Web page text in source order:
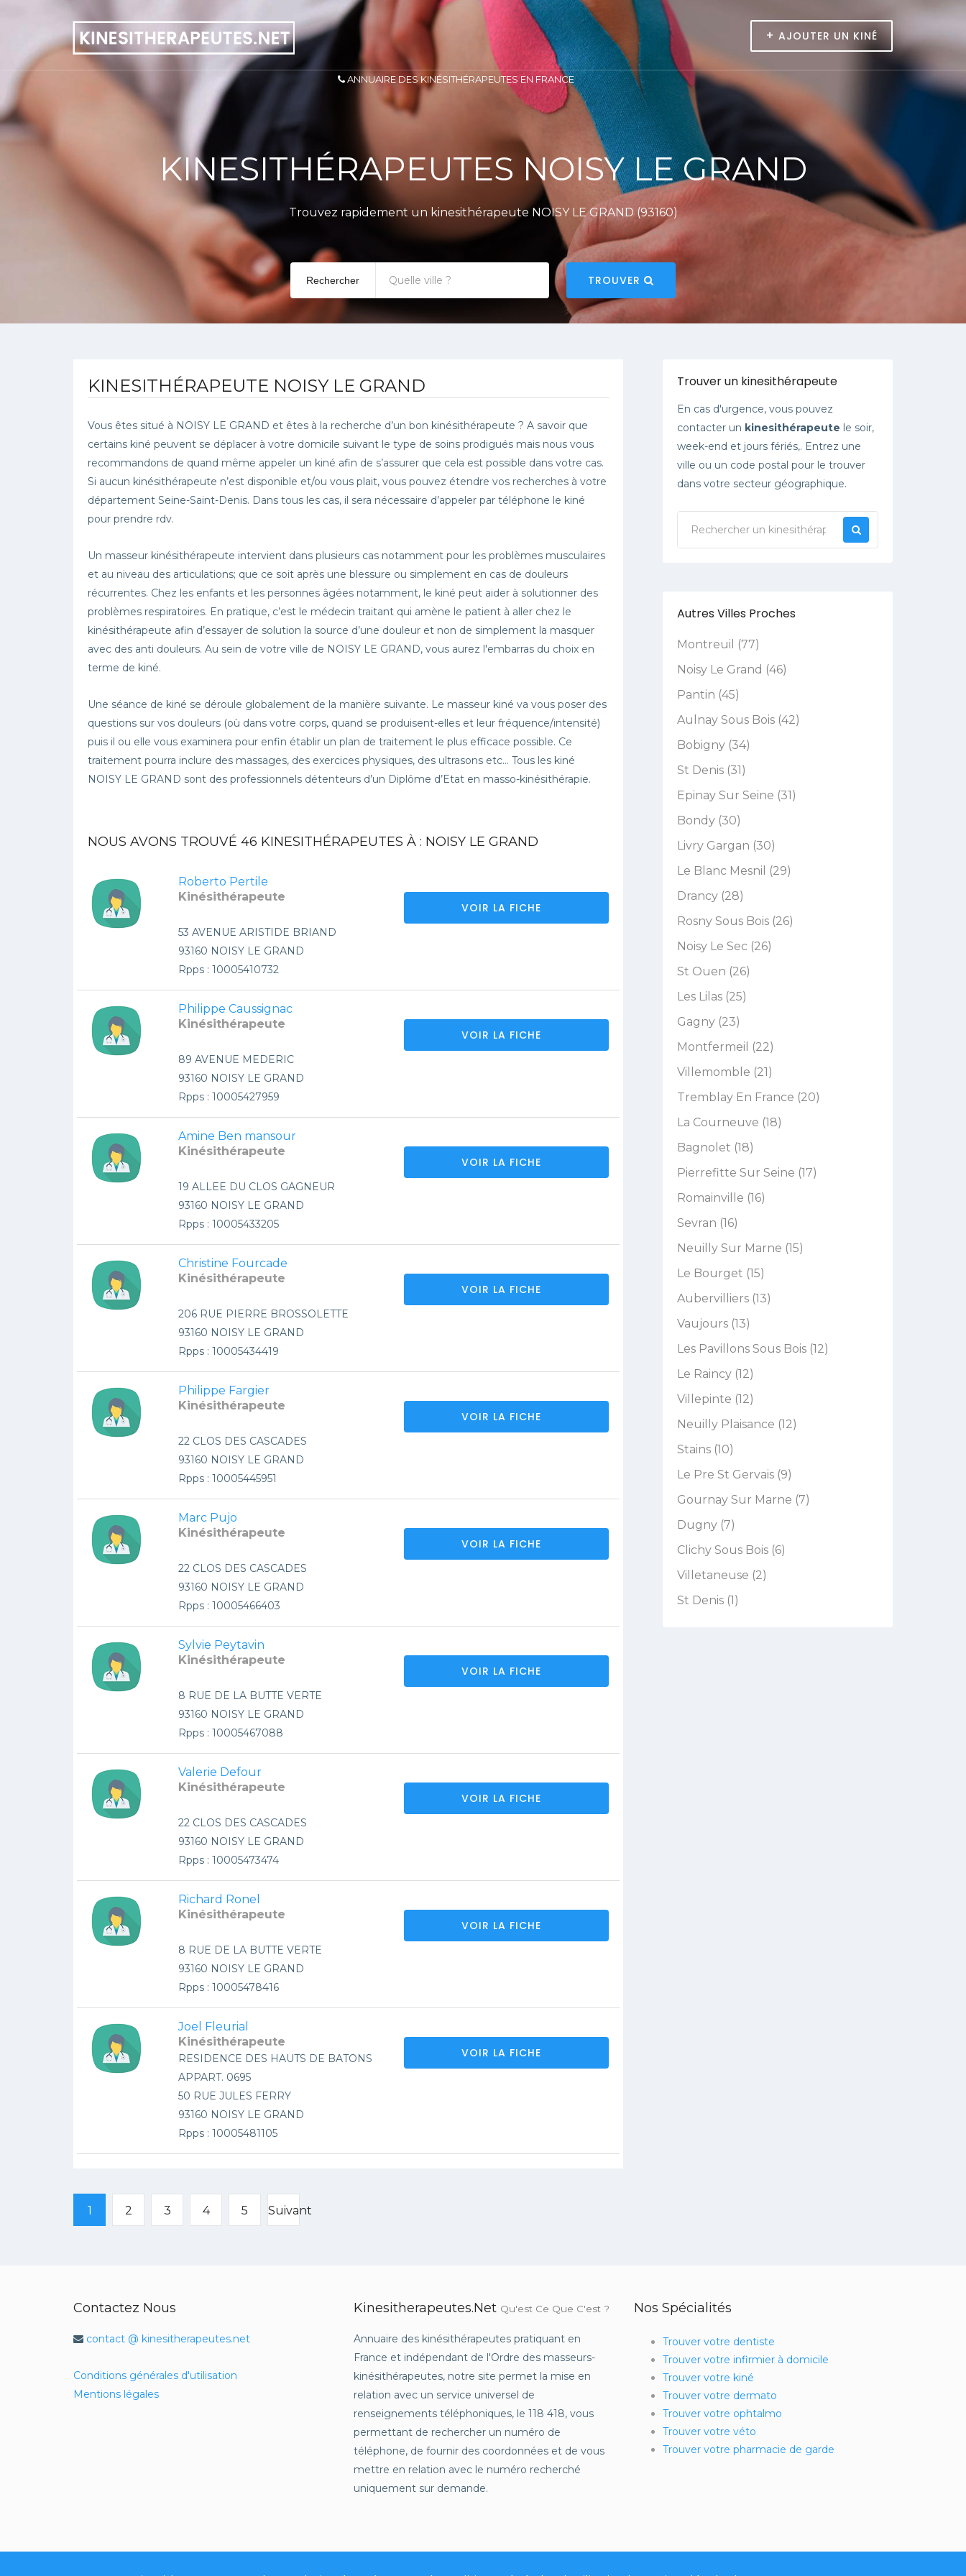
+ AJOUTER UN KINÉ
ANNUAIRE DES KINÉSITHÉRAPEUTES EN FRANCE
KINESITHÉRAPEUTES NOISY LE GRAND
Trouvez rapidement un kinesithérapeute NOISY LE GRAND (93160)
Rechercher TROUVER
KINESITHÉRAPEUTE NOISY LE GRAND
Vous êtes situé à NOISY LE GRAND et êtes à la recherche d’un bon kinésithérapeute ? A savoir que
certains kiné peuvent se déplacer à votre domicile suivant le type de soins prodigués mais nous vous
recommandons de quand même appeler un kiné afin de s’assurer que cela est possible dans votre cas.
Si aucun kinésithérapeute n’est disponible et/ou vous plait, vous pouvez étendre vos recherches à votre
département Seine-Saint-Denis. Dans tous les cas, il sera nécessaire d’appeler par téléphone le kiné
pour prendre rdv.
Un masseur kinésithérapeute intervient dans plusieurs cas notamment pour les problèmes musculaires
et au niveau des articulations; que ce soit après une blessure ou simplement en cas de douleurs
récurrentes. Chez les enfants et les personnes âgées notamment, le kiné peut aider à solutionner des
problèmes respiratoires. En pratique, c’est le médecin traitant qui amène le patient à aller chez le
kinésithérapeute afin d’essayer de solution la source d’une douleur et non de simplement la masquer
avec des anti douleurs. Au sein de votre ville de NOISY LE GRAND, vous aurez l'embarras du choix en
terme de kiné.
Une séance de kiné se déroule globalement de la manière suivante. Le masseur kiné va vous poser des
questions sur vos douleurs (où dans votre corps, quand se produisent-elles et leur fréquence/intensité)
puis il ou elle vous examinera pour enfin établir un plan de traitement le plus efficace possible. Ce
traitement pourra inclure des massages, des exercices physiques, des ultrasons etc… Tous les kiné
NOISY LE GRAND sont des professionnels détenteurs d’un Diplôme d’Etat en masso-kinésithérapie.
NOUS AVONS TROUVÉ 46 KINESITHÉRAPEUTES À : NOISY LE GRAND
Roberto Pertile
Kinésithérapeute
53 AVENUE ARISTIDE BRIAND
93160 NOISY LE GRAND
Rpps : 10005410732
VOIR LA FICHE
Philippe Caussignac
Kinésithérapeute
89 AVENUE MEDERIC
93160 NOISY LE GRAND
Rpps : 10005427959
VOIR LA FICHE
Amine Ben mansour
Kinésithérapeute
19 ALLEE DU CLOS GAGNEUR
93160 NOISY LE GRAND
Rpps : 10005433205
VOIR LA FICHE
Christine Fourcade
Kinésithérapeute
206 RUE PIERRE BROSSOLETTE
93160 NOISY LE GRAND
Rpps : 10005434419
VOIR LA FICHE
Philippe Fargier
Kinésithérapeute
22 CLOS DES CASCADES
93160 NOISY LE GRAND
Rpps : 10005445951
VOIR LA FICHE
Marc Pujo
Kinésithérapeute
22 CLOS DES CASCADES
93160 NOISY LE GRAND
Rpps : 10005466403
VOIR LA FICHE
Sylvie Peytavin
Kinésithérapeute
8 RUE DE LA BUTTE VERTE
93160 NOISY LE GRAND
Rpps : 10005467088
VOIR LA FICHE
Valerie Defour
Kinésithérapeute
22 CLOS DES CASCADES
93160 NOISY LE GRAND
Rpps : 10005473474
VOIR LA FICHE
Richard Ronel
Kinésithérapeute
8 RUE DE LA BUTTE VERTE
93160 NOISY LE GRAND
Rpps : 10005478416
VOIR LA FICHE
Joel Fleurial
Kinésithérapeute
RESIDENCE DES HAUTS DE BATONS
APPART. 0695
50 RUE JULES FERRY
93160 NOISY LE GRAND
Rpps : 10005481105
VOIR LA FICHE
1 2 3 4 5 Suivant
Trouver un kinesithérapeute
En cas d'urgence, vous pouvez
contacter un kinesithérapeute le soir,
week-end et jours fériés,. Entrez une
ville ou un code postal pour le trouver
dans votre secteur géographique.
Autres Villes Proches
Montreuil (77)
Noisy Le Grand (46)
Pantin (45)
Aulnay Sous Bois (42)
Bobigny (34)
St Denis (31)
Epinay Sur Seine (31)
Bondy (30)
Livry Gargan (30)
Le Blanc Mesnil (29)
Drancy (28)
Rosny Sous Bois (26)
Noisy Le Sec (26)
St Ouen (26)
Les Lilas (25)
Gagny (23)
Montfermeil (22)
Villemomble (21)
Tremblay En France (20)
La Courneuve (18)
Bagnolet (18)
Pierrefitte Sur Seine (17)
Romainville (16)
Sevran (16)
Neuilly Sur Marne (15)
Le Bourget (15)
Aubervilliers (13)
Vaujours (13)
Les Pavillons Sous Bois (12)
Le Raincy (12)
Villepinte (12)
Neuilly Plaisance (12)
Stains (10)
Le Pre St Gervais (9)
Gournay Sur Marne (7)
Dugny (7)
Clichy Sous Bois (6)
Villetaneuse (2)
St Denis (1)
Contactez Nous
contact @ kinesitherapeutes.net
Conditions générales d'utilisation
Mentions légales
Kinesitherapeutes.net Qu'est Ce Que C'est ?
Annuaire des kinésithérapeutes pratiquant en
France et indépendant de l'Ordre des masseurs-
kinésithérapeutes, notre site permet la mise en
relation avec un service universel de
renseignements téléphoniques, le 118 418, vous
permettant de rechercher un numéro de
téléphone, de fournir des coordonnées et de vous
mettre en relation avec le numéro recherché
uniquement sur demande.
Nos Spécialités
Trouver votre dentiste
Trouver votre infirmier à domicile
Trouver votre kiné
Trouver votre dermato
Trouver votre ophtalmo
Trouver votre véto
Trouver votre pharmacie de garde